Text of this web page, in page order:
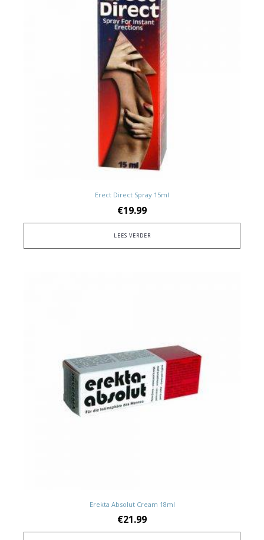
Erect Direct Spray 15ml
€19.99
LEES VERDER
Erekta Absolut Cream 18ml
€21.99